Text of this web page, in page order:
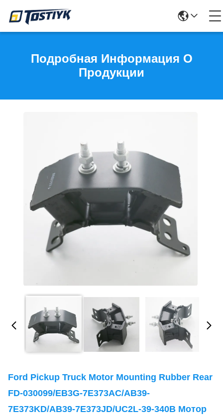
Подробная Информация О
Продукции
Ford Pickup Truck Motor Mounting Rubber Rear
FD-030099/EB3G-7E373AC/AB39-
7E373KD/AB39-7E373JD/UC2L-39-340B Мотор